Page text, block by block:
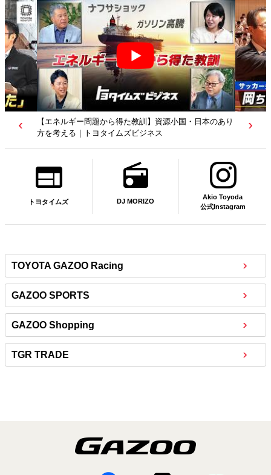
【エネルギー問題から得た教訓】資源小国・日本のあり
方を考える｜トヨタイムズビジネス
トヨタイムズ DJ MORIZO
Akio Toyoda
公式Instagram
TOYOTA GAZOO Racing
GAZOO SPORTS
GAZOO Shopping
TGR TRADE